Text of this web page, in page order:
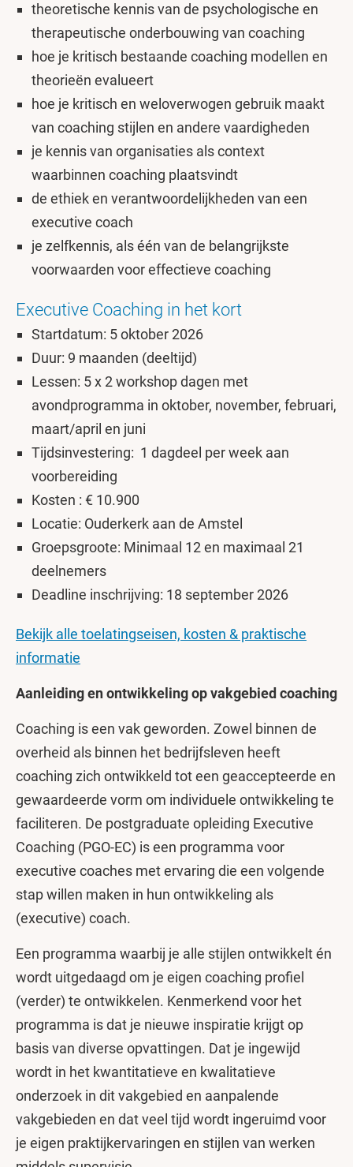
theoretische kennis van de psychologische en
therapeutische onderbouwing van coaching
hoe je kritisch bestaande coaching modellen en
theorieën evalueert
hoe je kritisch en weloverwogen gebruik maakt
van coaching stijlen en andere vaardigheden
je kennis van organisaties als context
waarbinnen coaching plaatsvindt
de ethiek en verantwoordelijkheden van een
executive coach
je zelfkennis, als één van de belangrijkste
voorwaarden voor effectieve coaching
Executive Coaching in het kort
Startdatum: 5 oktober 2026
Duur: 9 maanden (deeltijd)
Lessen: 5 x 2 workshop dagen met
avondprogramma in oktober, november, februari,
maart/april en juni
Tijdsinvestering: 1 dagdeel per week aan
voorbereiding
Kosten : € 10.900
Locatie: Ouderkerk aan de Amstel
Groepsgroote: Minimaal 12 en maximaal 21
deelnemers
Deadline inschrijving: 18 september 2026
Bekijk alle toelatingseisen, kosten & praktische
informatie
Aanleiding en ontwikkeling op vakgebied coaching
Coaching is een vak geworden. Zowel binnen de
overheid als binnen het bedrijfsleven heeft
coaching zich ontwikkeld tot een geaccepteerde en
gewaardeerde vorm om individuele ontwikkeling te
faciliteren. De postgraduate opleiding Executive
Coaching (PGO-EC) is een programma voor
executive coaches met ervaring die een volgende
stap willen maken in hun ontwikkeling als
(executive) coach.
Een programma waarbij je alle stijlen ontwikkelt én
wordt uitgedaagd om je eigen coaching profiel
(verder) te ontwikkelen. Kenmerkend voor het
programma is dat je nieuwe inspiratie krijgt op
basis van diverse opvattingen. Dat je ingewijd
wordt in het kwantitatieve en kwalitatieve
onderzoek in dit vakgebied en aanpalende
vakgebieden en dat veel tijd wordt ingeruimd voor
je eigen praktijkervaringen en stijlen van werken